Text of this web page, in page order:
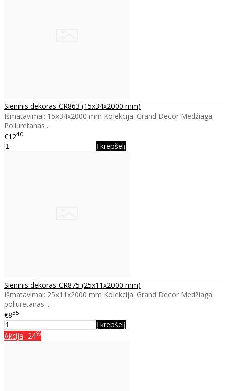
Sieninis dekoras CR863 (15x34x2000 mm)
Išmatavimai: 15x34x2000 mm Kolekcija: Grand Decor Medžiaga:
Poliuretanas ..
€1240
Į krepšelį
Sieninis dekoras CR875 (25x11x2000 mm)
Išmatavimai: 25x11x2000 mm Kolekcija: Grand Decor Medžiaga:
poliuretanas ..
€835
Į krepšelį
Akcija -24%